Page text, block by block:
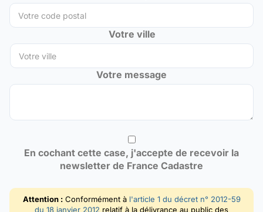
Votre ville
Votre message
En cochant cette case, j'accepte de recevoir la
newsletter de France Cadastre
Attention :Conformément à l'article 1 du décret n° 2012-59
du 18 janvier 2012 relatif à la délivrance au public des